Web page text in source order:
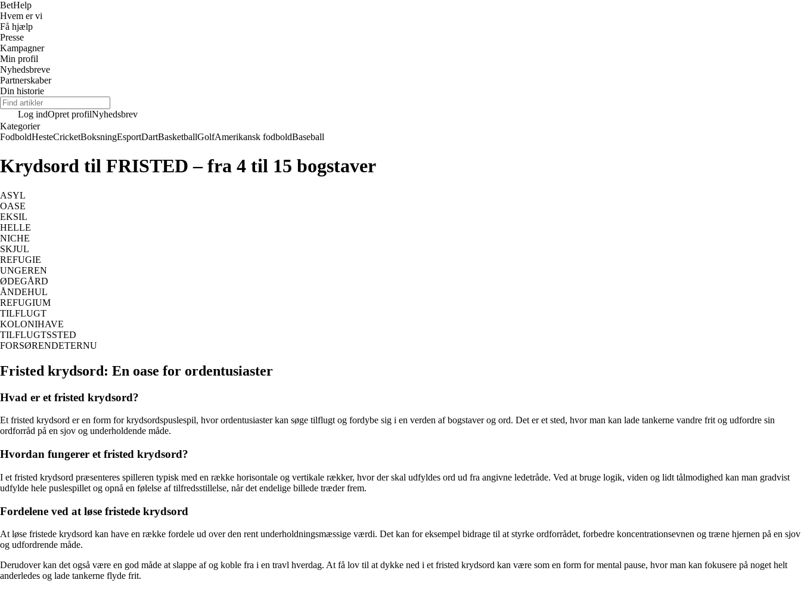
BetHelp
Hvem er vi
Få hjælp
Presse
Kampagner
Min profil
Nyhedsbreve
Partnerskaber
Din historie
Log indOpret profilNyhedsbrev
Kategorier
FodboldHesteCricketBoksningEsportDartBasketballGolfAmerikansk fodboldBaseball
Krydsord til FRISTED – fra 4 til 15 bogstaver
ASYL
OASE
EKSIL
HELLE
NICHE
SKJUL
REFUGIE
UNGEREN
ØDEGÅRD
ÅNDEHUL
REFUGIUM
TILFLUGT
KOLONIHAVE
TILFLUGTSSTED
FORSØRENDETERNU
Fristed krydsord: En oase for ordentusiaster
Hvad er et fristed krydsord?
Et fristed krydsord er en form for krydsordspuslespil, hvor ordentusiaster kan søge tilflugt og fordybe sig i en verden af bogstaver og ord. Det er et sted, hvor man kan lade tankerne vandre frit og udfordre sin
ordforråd på en sjov og underholdende måde.
Hvordan fungerer et fristed krydsord?
I et fristed krydsord præsenteres spilleren typisk med en række horisontale og vertikale rækker, hvor der skal udfyldes ord ud fra angivne ledetråde. Ved at bruge logik, viden og lidt tålmodighed kan man gradvist
udfylde hele puslespillet og opnå en følelse af tilfredsstillelse, når det endelige billede træder frem.
Fordelene ved at løse fristede krydsord
At løse fristede krydsord kan have en række fordele ud over den rent underholdningsmæssige værdi. Det kan for eksempel bidrage til at styrke ordforrådet, forbedre koncentrationsevnen og træne hjernen på en sjov
og udfordrende måde.
Derudover kan det også være en god måde at slappe af og koble fra i en travl hverdag. At få lov til at dykke ned i et fristed krydsord kan være som en form for mental pause, hvor man kan fokusere på noget helt
anderledes og lade tankerne flyde frit.